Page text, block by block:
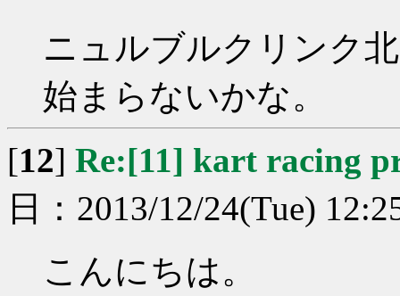
ニュルブルクリンク
始まらないかな。
[12] Re:[11] kart racing
日：2013/12/24(Tue)
こんにちは。